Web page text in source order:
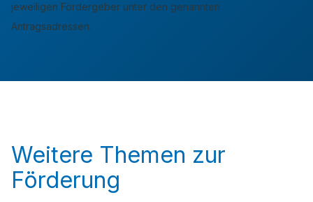
jeweiligen Fördergeber unter den genannten
Antragsadressen.
Weitere Themen zur
Förderung